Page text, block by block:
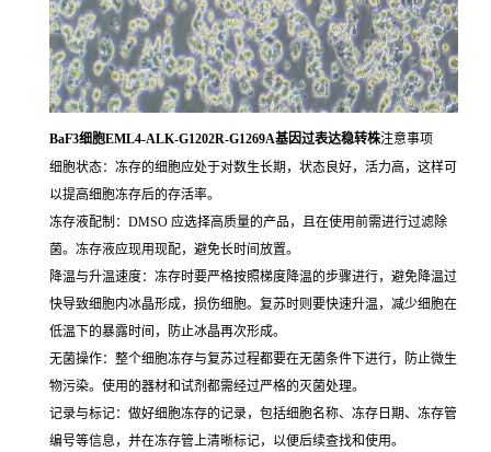
BaF3细胞EML4-ALK-G1202R-G1269A基因过表达稳转株注意事项
细胞状态：冻存的细胞应处于对数生长期，状态良好，活力高，这样可
以提高细胞冻存后的存活率。
冻存液配制：DMSO 应选择高质量的产品，且在使用前需进行过滤除
菌。冻存液应现用现配，避免长时间放置。
降温与升温速度：冻存时要严格按照梯度降温的步骤进行，避免降温过
快导致细胞内冰晶形成，损伤细胞。复苏时则要快速升温，减少细胞在
低温下的暴露时间，防止冰晶再次形成。
无菌操作：整个细胞冻存与复苏过程都要在无菌条件下进行，防止微生
物污染。使用的器材和试剂都需经过严格的灭菌处理。
记录与标记：做好细胞冻存的记录，包括细胞名称、冻存日期、冻存管
编号等信息，并在冻存管上清晰标记，以便后续查找和使用。